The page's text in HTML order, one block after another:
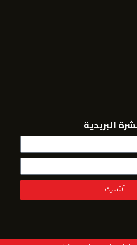
البريدية
أشترك